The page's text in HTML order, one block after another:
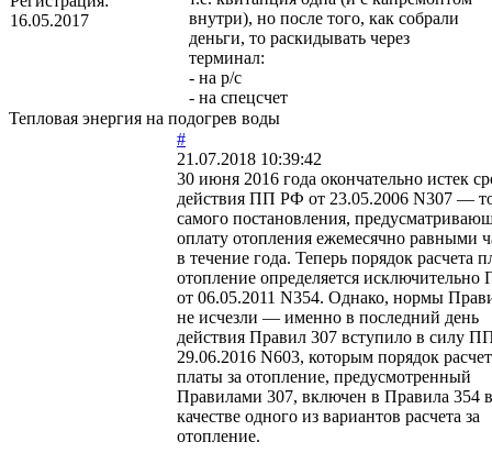
16.05.2017
внутри), но после того, как собрали
деньги, то раскидывать через
терминал:
- на р/с
- на спецсчет
Тепловая энергия на подогрев воды
#
21.07.2018 10:39:42
30 июня 2016 года окончательно истек
действия ПП РФ от 23.05.2006 N307 —
самого постановления,
оплату отопления ежемесячно равными
в течение года. Теперь порядок расчета
отопление определяется
от 06.05.2011 N354. Однако, нормы
не исчезли — именно в последний день
действия Правил 307 вступило в силу
29.06.2016 N603, которым порядок
платы за отопление, предусмотренный
Правилами 307, включен в Правила 354 в
качестве одного из вариантов расчета за
отопление.